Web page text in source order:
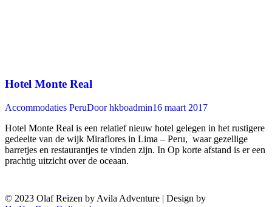
Hotel Monte Real
Accommodaties PeruDoorhkboadmin16 maart 2017
Hotel Monte Real is een relatief nieuw hotel gelegen in het rustigere
gedeelte van de wijk Miraflores in Lima – Peru, waar gezellige
barretjes en restaurantjes te vinden zijn. In Op korte afstand is er een
prachtig uitzicht over de oceaan.
© 2023 Olaf Reizen by Avila Adventure | Design by